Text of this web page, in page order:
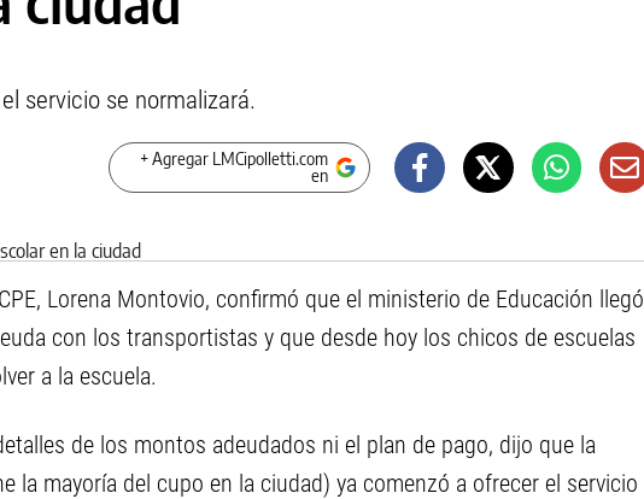
servicio se normalizará.
+ Agregar LMCipolletti.com
en
Lorena Montovio, confirmó que el ministerio de Educación llegó
con los transportistas y que desde hoy los chicos de escuelas
a la escuela.
de los montos adeudados ni el plan de pago, dijo que la
la mayoría del cupo en la ciudad) ya comenzó a ofrecer el servicio